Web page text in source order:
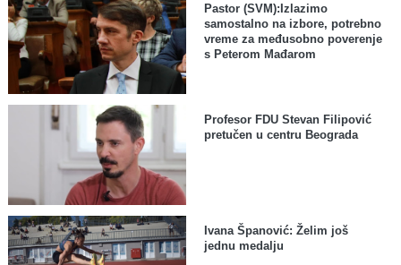
Pastor (SVM):Izlazimo
samostalno na izbore, potrebno
vreme za međusobno poverenje
s Peterom Mađarom
Profesor FDU Stevan Filipović
pretučen u centru Beograda
Ivana Španović: Želim još
jednu medalju